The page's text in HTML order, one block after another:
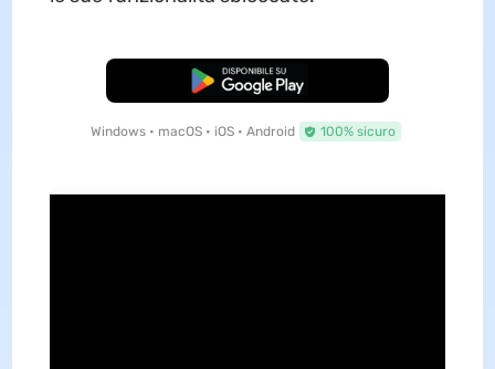
Download Gratis
Windows • macOS • iOS • Android 100% sicuro